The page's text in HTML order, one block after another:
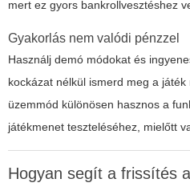
mert ez gyors bankrollvesztéshez
Gyakorlás nem valódi pénzzel
Használj demó módokat és
kockázat nélkül ismerd meg a játék
üzemmód különösen hasznos a
játékmenet teszteléséhez, mielőtt
Hogyan segít a frissítés